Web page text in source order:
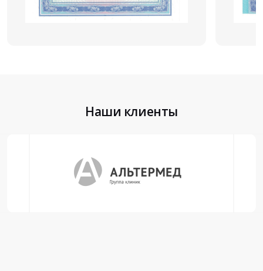
Наши клиенты